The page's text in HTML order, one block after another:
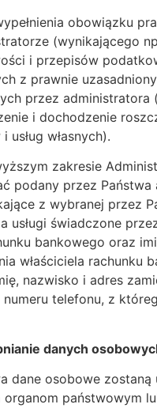
obowiązku
(wynikającego
i przepisów
z prawnie
przez administratora
i dochodzenie
usług własnych).
zakresie
podany przez Państwa
z wybranej przez
usługi świadczone
bankowego oraz
właściciela rachunku
nazwisko i adres
numeru telefonu, z
danych
dane osobowe
organom państwowym